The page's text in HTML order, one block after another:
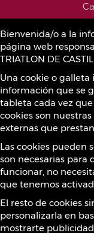
Bienvenida/o a la
página web
TRIATLON DE
Una cookie o
información que se
tableta cada vez
cookies son
externas que
Las cookies pueden
son necesarias para
funcionar, no
que tenemos
El resto de cookies
personalizarla en
mostrarte